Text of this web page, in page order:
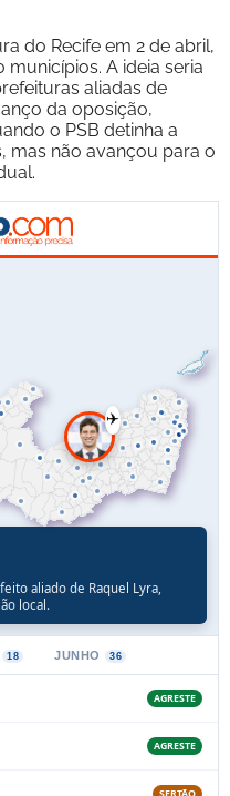
do Recife em 2 de abril,
municípios. A ideia seria
aliadas de
da oposição,
o PSB detinha a
mas não avançou para o